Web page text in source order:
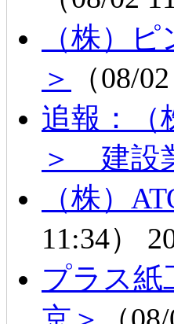
（株）
＞
（08/
追報：
＞ 建設
（株）
11:34）
プラス